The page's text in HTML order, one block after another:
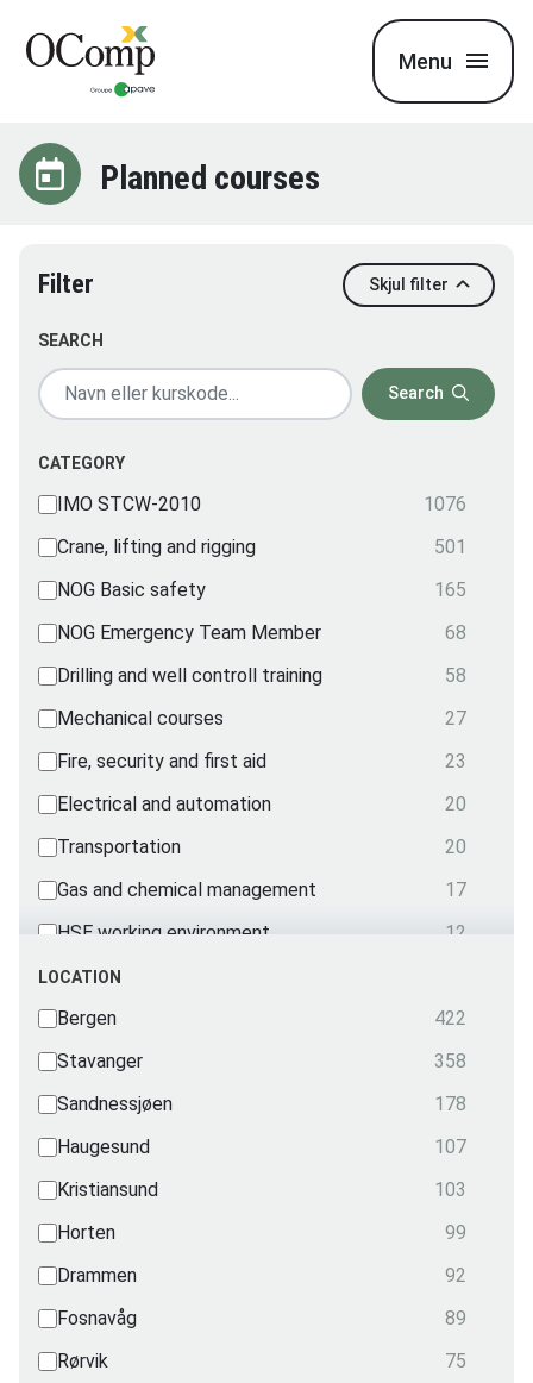
Menu
Planned courses
Filter Skjul filter
SEARCH
Search
CATEGORY
IMO STCW-2010
1076
Crane, lifting and rigging
501
NOG Basic safety
165
NOG Emergency Team Member
68
Drilling and well controll training
58
Mechanical courses
27
Fire, security and first aid
23
Electrical and automation
20
Transportation
20
Gas and chemical management
17
HSE working environment
12
NOG Emergency Team
Radio
3
First Aid and treatment
2
Security
2
Radiation
1
Nautical
0
OPITO
0
LOCATION
Bergen
422
Stavanger
358
Sandnessjøen
178
Haugesund
107
Kristiansund
103
Horten
99
Drammen
92
Fosnavåg
89
Rørvik
75